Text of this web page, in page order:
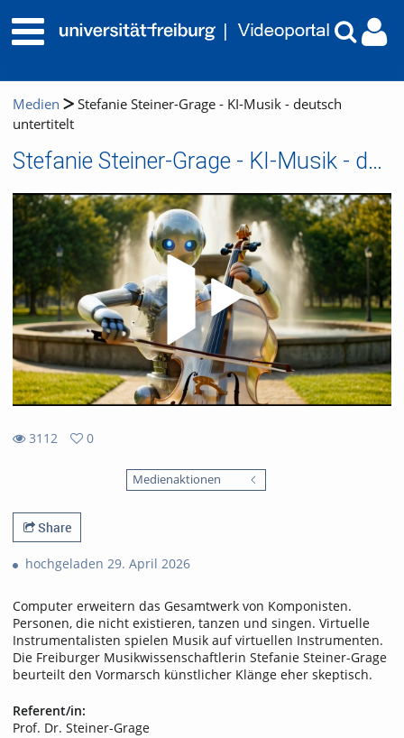
Medien
Stefanie Steiner-Grage - KI-Musik - deutsch
untertitelt
Stefanie Steiner-Grage - KI-Musik - deutsch untertitelt
3112
0
Medienaktionen
Share
hochgeladen 29. April 2026
Computer erweitern das Gesamtwerk von Komponisten.
Personen, die nicht existieren, tanzen und singen. Virtuelle
Instrumentalisten spielen Musik auf virtuellen Instrumenten.
Die Freiburger Musikwissenschaftlerin Stefanie Steiner-Grage
beurteilt den Vormarsch künstlicher Klänge eher skeptisch.
Referent/in:
Prof. Dr. Steiner-Grage